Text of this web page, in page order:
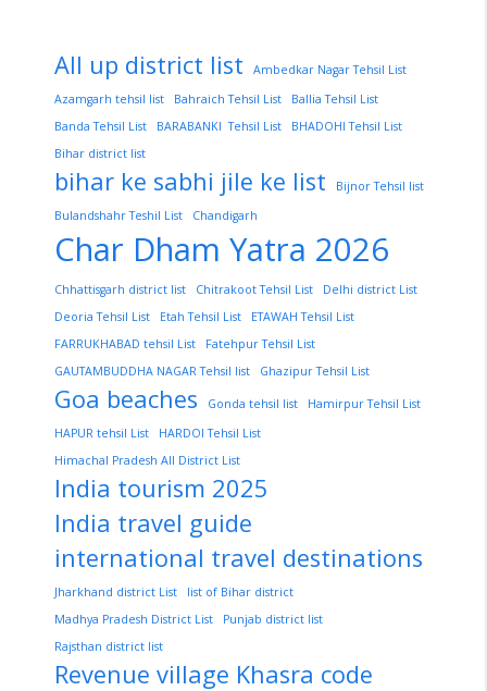
All up district list
Ambedkar Nagar Tehsil List
Azamgarh tehsil list
Bahraich Tehsil List
Ballia Tehsil List
Banda Tehsil List
BARABANKI Tehsil List
BHADOHI Tehsil List
Bihar district list
bihar ke sabhi jile ke list
Bijnor Tehsil list
Bulandshahr Teshil List
Chandigarh
Char Dham Yatra 2026
Chhattisgarh district list Chitrakoot Tehsil List
Delhi district List
Deoria Tehsil List
Etah Tehsil List
ETAWAH Tehsil List
FARRUKHABAD tehsil List
Fatehpur Tehsil List
GAUTAMBUDDHA NAGAR Tehsil list
Ghazipur Tehsil List
Goa beaches Gonda tehsil list
Hamirpur Tehsil List
HAPUR tehsil List
HARDOI Tehsil List
Himachal Pradesh All District List
India tourism 2025
India travel guide
international travel destinations
Jharkhand district List
list of Bihar district
Madhya Pradesh District List
Punjab district list
Rajsthan district list
Revenue village Khasra code